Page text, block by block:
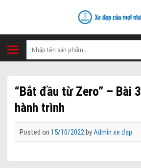
Tìm
kiếm:
“Bắt đầu từ Zero” – Bài
hành trình
Posted on 15/10/2022byAdmin xe đạp